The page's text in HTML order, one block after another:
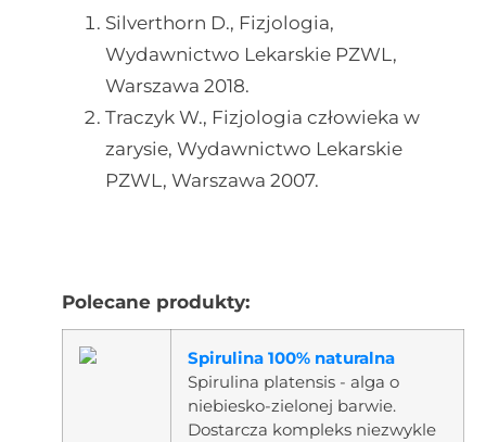
Silverthorn D., Fizjologia,
Wydawnictwo Lekarskie PZWL,
Warszawa 2018.
Traczyk W., Fizjologia człowieka w
zarysie, Wydawnictwo Lekarskie
PZWL, Warszawa 2007.
Polecane produkty:
Spirulina 100% naturalna
Spirulina platensis - alga o
niebiesko-zielonej barwie.
Dostarcza kompleks niezwykle